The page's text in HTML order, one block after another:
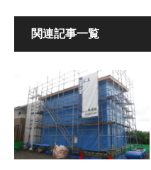
関連記事一覧